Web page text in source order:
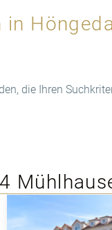
die Ihren